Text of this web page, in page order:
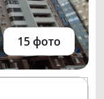
15 фото